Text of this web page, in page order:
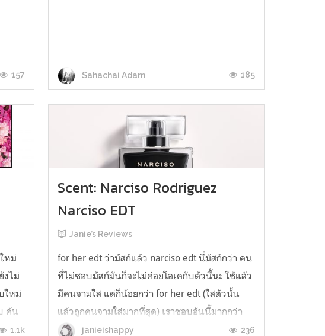
157 Sahachai Adam 185
หม่
งไม่
ใหม่
ค้น
1.1k
Scent: Narciso Rodriguez
Narciso EDT
Janie’s Reviews
for her edt ว่ามัสก์แล้ว narciso edt นี่มัสก์กว่า คน
ที่ไม่ชอบมัสก์มันก็จะไม่ค่อยโอเคกับตัวนี้นะ ใช้แล้ว
มีคนจามใส่ แต่ก็น้อยกว่า for her edt (ใส่ตัวนั้น
แล้วถูกคนจามใส่มากที่สุด) เราชอบอันนี้มากกว่า
for her อาจจะเพราะว่ามันมีกุหลาบ เรารักกลิ่น
janieishappy 236